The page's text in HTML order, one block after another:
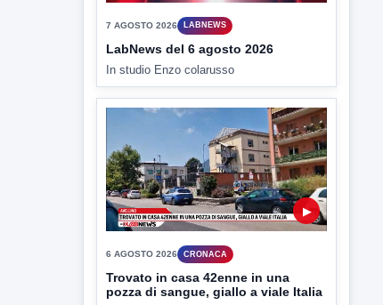
7 AGOSTO 2026 LABNEWS
LabNews del 6 agosto 2026
In studio Enzo colarusso
▶
6 AGOSTO 2026 CRONACA
Trovato in casa 42enne in una
pozza di sangue, giallo a viale Italia